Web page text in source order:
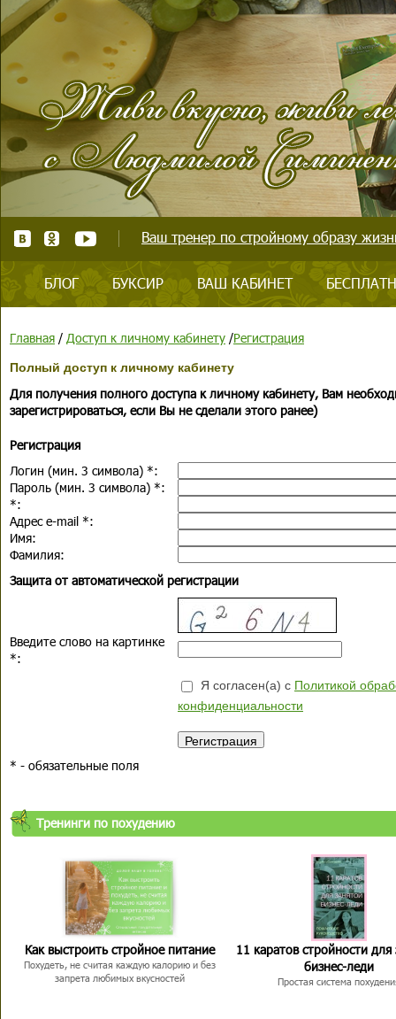
Ваш тренер по стройному образу
БЛОГ БУКСИР ВАШ КАБИНЕТ
Главная / Доступ к личному кабинету /Регистрация
Полный доступ к личному кабинету
Для получения полного доступа к личному кабинету, Вам
зарегистрироваться, если Вы не сделали этого ранее)
Регистрация
Логин (мин. 3 символа) *:
Пароль (мин. 3 символа) *:
*:
Адрес e-mail *:
Имя:
Фамилия:
Защита от автоматической регистрации
Введите слово на картинке
*:
Я согласен(а) с Политикой
конфиденциальности
* - обязательные поля
Тренинги по похудению
Как выстроить стройное питание
Похудеть, не считая каждую калорию и без
запрета любимых вкусностей
11 каратов стройности для
бизнес-леди
Простая система